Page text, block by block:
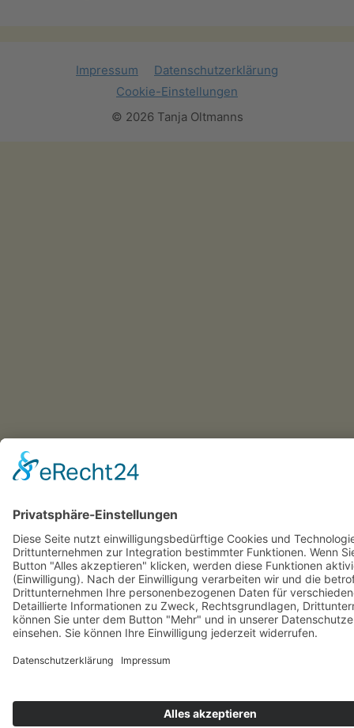
Impressum
Datenschutzerklärung
Cookie-Einstellungen
© 2026 Tanja Oltmanns